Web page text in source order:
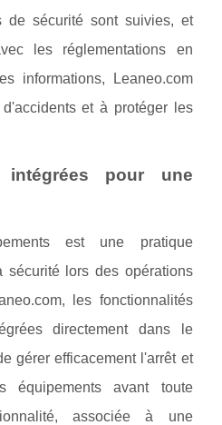
de sécurité sont suivies, et
les réglementations en
informations, Leaneo.com
et à protéger les
intégrées pour une
est une pratique
sécurité lors des opérations
les fonctionnalités
directement dans le
gérer efficacement l'arrêt et
équipements avant toute
associée à une